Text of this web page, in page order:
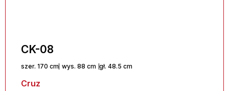
CK-08
Cruz
szer. 170 cm wys. 88 cm gł. 48.5 cm